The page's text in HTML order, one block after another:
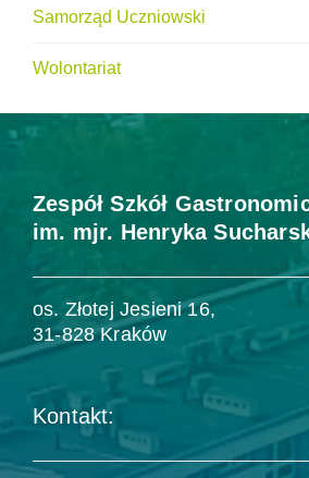
Samorząd Uczniowski
Wolontariat
Zespół Szkół
im. mjr. Henryka
os. Złotej Jesieni 16,
31-828 Kraków
Kontakt: